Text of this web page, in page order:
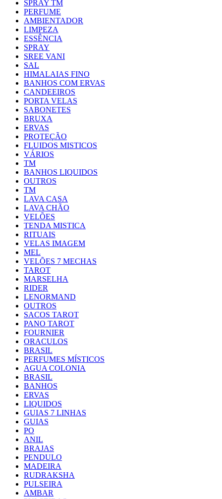
SPRAY TM
PERFUME
AMBIENTADOR
LIMPEZA
ESSÊNCIA
SPRAY
SREE VANI
SAL
HIMALAIAS FINO
BANHOS COM ERVAS
CANDEEIROS
PORTA VELAS
SABONETES
BRUXA
ERVAS
PROTEÇÃO
FLUIDOS MISTICOS
VÁRIOS
TM
BANHOS LIQUIDOS
OUTROS
TM
LAVA CASA
LAVA CHÃO
VELÕES
TENDA MISTICA
RITUAIS
VELAS IMAGEM
MEL
VELÕES 7 MECHAS
TAROT
MARSELHA
RIDER
LENORMAND
OUTROS
SACOS TAROT
PANO TAROT
FOURNIER
ORACULOS
BRASIL
PERFUMES MÍSTICOS
AGUA COLONIA
BRASIL
BANHOS
ERVAS
LIQUIDOS
GUIAS 7 LINHAS
GUIAS
PO
ANIL
BRAJAS
PENDULO
MADEIRA
RUDRAKSHA
PULSEIRA
AMBAR